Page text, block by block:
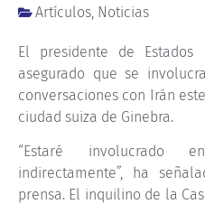
Artículos Noticias
El presidente de Estados
asegurado que se
conversaciones con Irán
ciudad suiza de Ginebra.
“Estaré involucrado
indirectamente”, ha
prensa. El inquilino de la